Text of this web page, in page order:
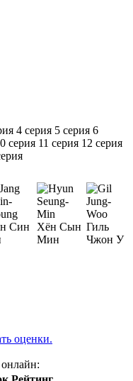
4 серия 5 серия 6
серия 11 серия 12 серия
Син
Хён Сын
Мин
Гиль
Чжон У
оценки.